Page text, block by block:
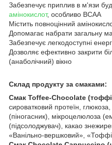
Забезпечує приплив в м'язи
амінокислот, особливо BCAA
Містить повноцінний
Допомагає набрати загальну
Забезпечує легкодоступні
Дозволяє ефективно закрити
(анаболічний) вікно
Склад продукту за смаками:
Смак Toffee-Chocolate
сироватковий протеїн,
(піногасник), мікроцелюлоза
(підсолоджувач), какао
«Ванільно-вершковий»,